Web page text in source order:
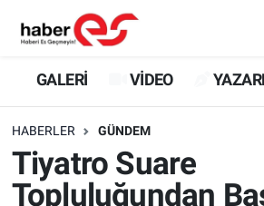
GALERİ VİDEO
HABERLER GÜNDEM
Tiyatro Suare
Topluluğundan
GALERİ
YAZARLAR
Eskişehir Nöbetçi Eczaneler
Eskişehir Trafik Yoğunluk